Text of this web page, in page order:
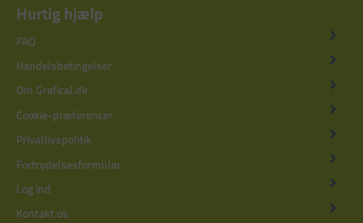
Hurtig hjælp
FAQ
Handelsbetingelser
Om Grafical.dk
Cookie-præferencer
Privatlivspolitik
Fortrydelsesformular
Log ind
Kontakt os